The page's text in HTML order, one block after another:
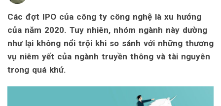
Các đợt IPO của công ty công nghệ là xu hướng
của năm 2020. Tuy nhiên, nhóm ngành này dường
như lại không nổi trội khi so sánh với những thương
vụ niêm yết của ngành truyền thông và tài nguyên
trong quá khứ.